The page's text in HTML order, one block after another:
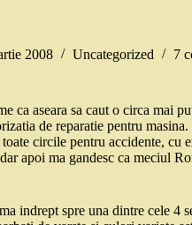
2008 Uncategorized 7
ca aseara sa caut o circa mai
de reparatie pentru
circile pentru accidente, cu
apoi ma gandesc ca meciul
indrept spre una dintre cele 4